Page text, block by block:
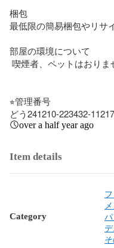
梱包
最低限の簡易梱包やリサ
部屋の環境について
⭐︎管理番号
どう241210-223432-
over a half year ago
Item details
Category